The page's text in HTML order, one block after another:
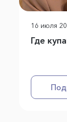
16 июля
Где